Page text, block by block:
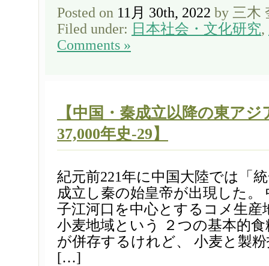
Posted on 11月 30th, 2022 by 三木
Filed under: 日本社会・文化研究,
Comments »
【中国・秦成立以降の東ア
37,000年史-29】
紀元前221年に中国大陸では「
成立し秦の始皇帝が出現した。
子江河口を中心とするコメ生産
小麦地域という ２つの基本的
が併存するけれど、 小麦と製
[…]